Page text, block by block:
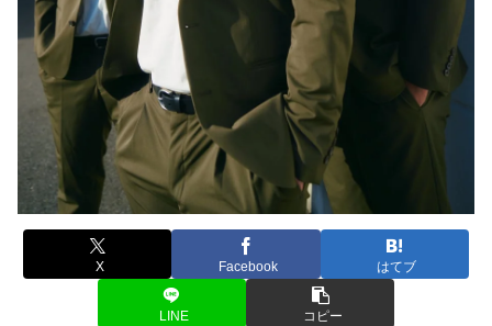
X Facebook はてブ
LINE コピー